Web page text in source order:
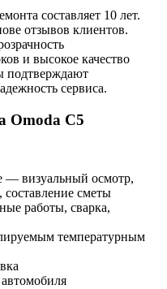
составляет 10 лет.
отзывов клиентов.
и высокое качество
подтверждают
сервиса.
Omoda C5
— визуальный осмотр,
составление сметы
работы, сварка,
температурным